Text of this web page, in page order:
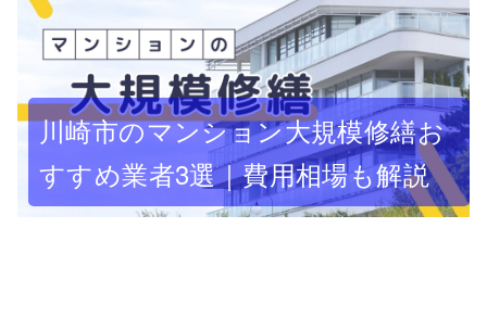
川崎市のマンション大規模修繕お
すすめ業者3選｜費用相場も解説